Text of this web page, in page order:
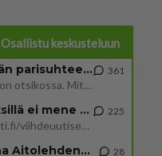
Osallistu keskusteluun
Mitä tuot pöytään parisuhteessa?
Siinäpä se kysymys on otsikossa. Mitäpä siis tuot/toisit pöytään parisuhteessa? Oletko mies vai nainen? Koetko sen mitä
361
Martinan bisneksillä ei mene hyvin
https://www.iltalehti.fi/viihdeuutiset/a/c46da6ab-340f-4790-aaa7-0865eed2336 Yrityksen konkurssihakemus on tullut kärä
225
Tiesitkö? Martina Aitolehden isäpuoli on tämä suosittu laulaja 28